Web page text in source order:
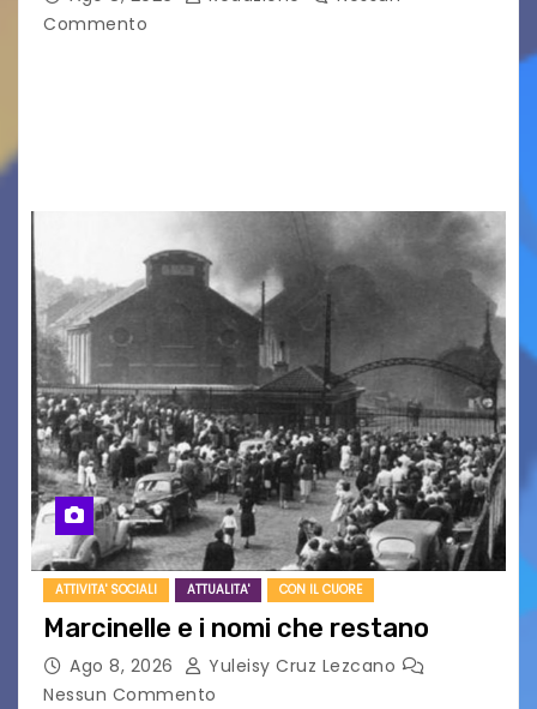
Commento
ATTIVITA' SOCIALI ATTUALITA' CON IL CUORE
Marcinelle e i nomi che restano
Ago 8, 2026
Yuleisy Cruz Lezcano
Nessun Commento